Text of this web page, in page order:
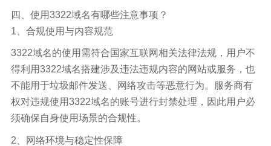
四、使用3322域名有哪些注意事项？
1、合规使用与内容规范
3322域名的使用需符合国家互联网相关法律法规，用户不
得利用3322域名搭建涉及违法违规内容的网站或服务，也
不能用于垃圾邮件发送、网络攻击等恶意行为。服务商有
权对违规使用3322域名的账号进行封禁处理，因此用户必
须确保自身使用场景的合规性。
2、网络环境与稳定性保障